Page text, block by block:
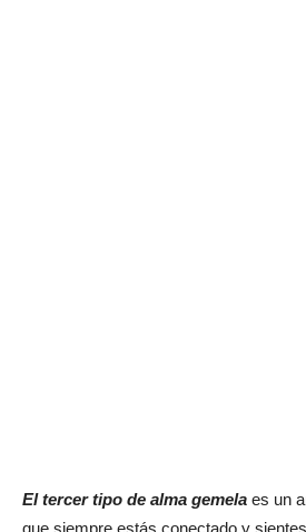
El tercer tipo de alma gemela es un
que siempre estás conectado y